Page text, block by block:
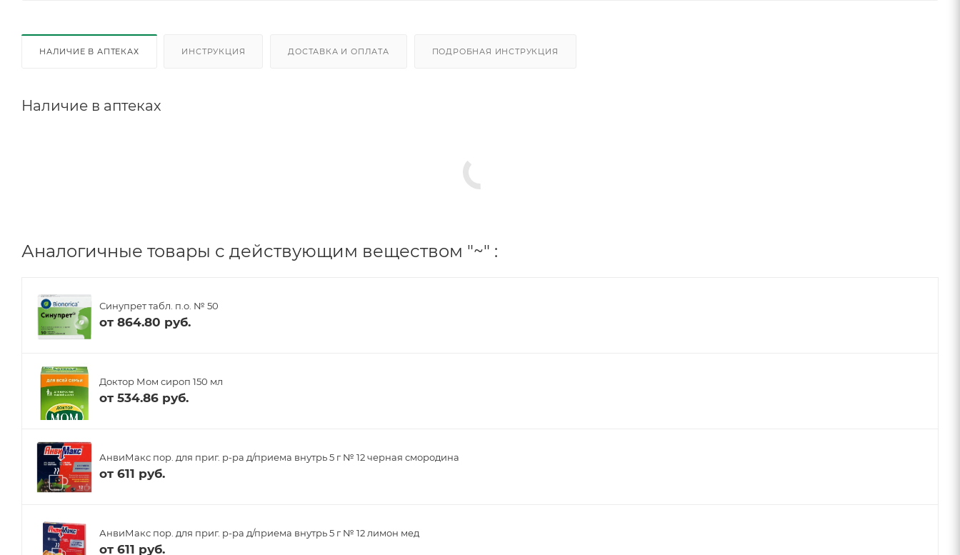
НАЛИЧИЕ В АПТЕКАХ ИНСТРУКЦИЯ ДОСТАВКА И ОПЛАТА ПОДРОБНАЯ ИНСТРУКЦИЯ
Наличие в аптеках
Аналогичные товары с действующим веществом "~" :
Синупрет табл. п.о. № 50
от 864.80 руб.
Доктор Мом сироп 150 мл
от 534.86 руб.
АнвиМакс пор. для приг. р-ра д/приема внутрь 5 г № 12 черная смородина
от 611 руб.
АнвиМакс пор. для приг. р-ра д/приема внутрь 5 г № 12 лимон мед
от 611 руб.